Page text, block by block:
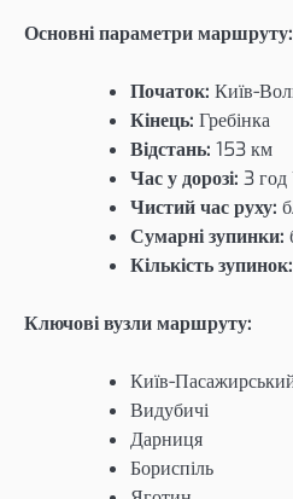
Основні параметри маршруту:
Початок: Київ-
Кінець: Гребінка
Відстань: 153 км
Час у дорозі: 3 год
Чистий час руху:
Сумарні зупинки:
Кількість зупинок:
Ключові вузли маршруту:
Київ-
Видубичі
Дарниця
Бориспіль